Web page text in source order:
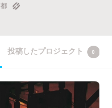
投稿したプロジェクト 0